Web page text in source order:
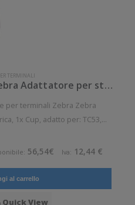
TERMINALI
CRDCUP-NGTC5-01 - Zebra Adattatore per stazione di ricarica
per terminali Zebra Zebra
1x Cup, adatto per: TC53,
TC5301-0T1E4B1000-A6,
56,54€ Iva: 12,44 €
al carrello
Quick View